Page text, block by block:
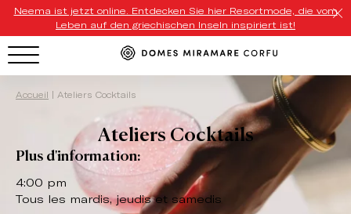
Neema ist jetzt online. Entdecken Sie hier Resortmode, die vom
Leben auf den griechischen Inseln inspiriert ist!
HOTEL MENU
Domes Homepage
Our Resorts
Our Destinations
Accueil Ateliers Cocktails
Ateliers Cocktails
Plus d'information:
4:00 pm
Tous les mardis, jeudis et samedis